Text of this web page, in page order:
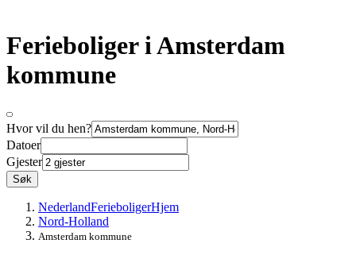
Ferieboliger i Amsterdam
kommune
Hvor vil du hen?
Datoer
Gjester
Søk
NederlandFerieboligerHjem
Nord-Holland
Amsterdam kommune